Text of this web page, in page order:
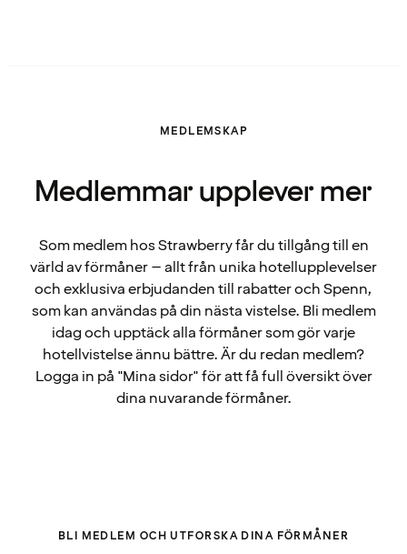
MEDLEMSKAP
Medlemmar upplever mer
Som medlem hos Strawberry får du tillgång till en
värld av förmåner – allt från unika hotellupplevelser
och exklusiva erbjudanden till rabatter och Spenn,
som kan användas på din nästa vistelse. Bli medlem
idag och upptäck alla förmåner som gör varje
hotellvistelse ännu bättre. Är du redan medlem?
Logga in på "Mina sidor" för att få full översikt över
dina nuvarande förmåner.
BLI MEDLEM OCH UTFORSKA DINA FÖRMÅNER